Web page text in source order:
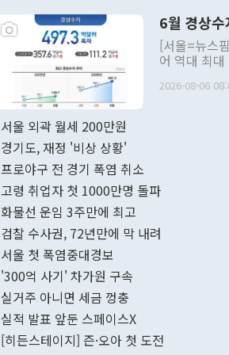
주의적 희망
관의 대북
관 부처 장
관의 무리한
다. [정동영 통일부 장관이 지난달 23일 오후 서울 종로구 정부서울청사에
무너졌다고
함께 4자 대
"우리의 선
6월 경상
[서울=뉴스
어 역대 최
료=한국은행] 한국은행이 6일 발표한 '2026년 6월 국제수지(잠정)'
며 월간 기
196.9% 급
수출은
기록했지만
로 전환됐다.
2026-08-06
서울 외곽 월세 200만원
경기도, 재정 '비상 상황'
프로야구 전 경기 폭염 취소
고령 취업자 첫 1000만명 돌파
화물선 운임 3주만에 최고
검찰 수사권, 72년만에 막 내려
서울 첫 폭염중대경보
'300억 사기' 차가원 구속
실거주 아니면 세금 껑충
실적 발표 앞둔 스페이스X
[히든스테이지] 즌·오아 첫 도전